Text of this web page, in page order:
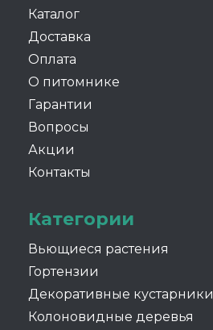
Каталог
Доставка
Оплата
О питомнике
Гарантии
Вопросы
Акции
Контакты
Категории
Вьющиеся растения
Гортензии
Декоративные кустарники
Колоновидные деревья